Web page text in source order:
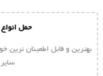
حمل
بهترین و قابل اطمینان ترین